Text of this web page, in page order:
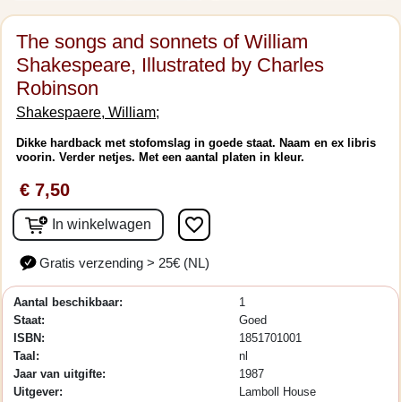
The songs and sonnets of William
Shakespeare, Illustrated by Charles
Robinson
Shakespaere, William;
Dikke hardback met stofomslag in goede staat. Naam en ex libris
voorin. Verder netjes. Met een aantal platen in kleur.
€ 7,50
In winkelwagen favorite_border
Gratis verzending > 25€ (NL)
Aantal beschikbaar:
1
Staat:
Goed
ISBN:
1851701001
Taal:
nl
Jaar van uitgifte:
1987
Uitgever:
Lamboll House